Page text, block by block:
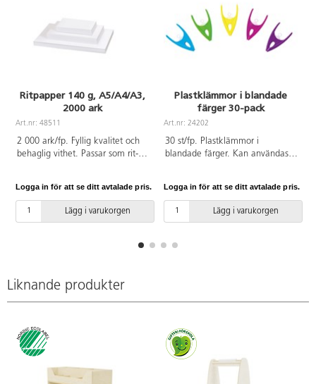
Ritpapper 140 g, A5/A4/A3,
2000 ark
Art.nr: 48511
2 000 ark/fp. Fyllig kvalitet och
behaglig vithet. Passar som rit-
kritor och fiberpennor. Blandade
storlekar. A5/500 ark, A4/1250
ark och A3/250 ark. Tillverkat av
Logga in för att se ditt avtalade pris.
Lägg i varukorgen
Plastklämmor i blandade
färger 30-pack
Art.nr: 24202
30 st/fp. Plastklämmor i
blandade färger. Kan användas
på toppen gör det möjligt att
fästa klämman eller hänga den
på en krok. Mjuk klämning
cm. Färger kan variera. Av POM,
Logga in för att se ditt avtalade pris.
Lägg i varukorgen
Liknande produkter